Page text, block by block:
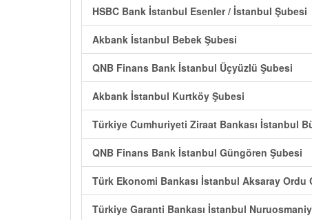
HSBC Bank İstanbul Esenler / İstanbul Şubesi
Akbank İstanbul Bebek Şubesi
QNB Finans Bank İstanbul Üçyüzlü Şubesi
Akbank İstanbul Kurtköy Şubesi
Türkiye Cumhuriyeti Ziraat Bankası İstanbul
QNB Finans Bank İstanbul Güngören Şubesi
Türk Ekonomi Bankası İstanbul Aksaray Ordu
Türkiye Garanti Bankası İstanbul